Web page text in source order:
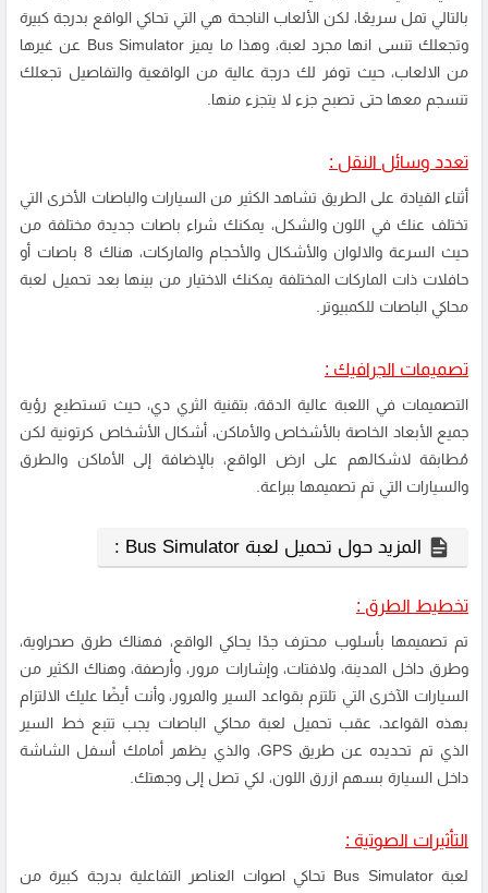
بالتالي تمل سريعًا، لكن الألعاب الناجحة هي التي تحاكي الواقع بدرجة كبيرة
وتجعلك تنسى انها مجرد لعبة، وهذا ما يميز Bus Simulator عن غيرها
من الالعاب، حيث توفر لك درجة عالية من الواقعية والتفاصيل تجعلك
تنسجم معها حتى تصبح جزء لا يتجزء منها.
تعدد وسائل النقل :
أثناء القيادة على الطريق تشاهد الكثير من السيارات والباصات الأخرى التي
تختلف عنك في اللون والشكل، يمكنك شراء باصات جديدة مختلفة من
حيث السرعة والالوان والأشكال والأحجام والماركات، هناك 8 باصات أو
حافلات ذات الماركات المختلفة يمكنك الاختيار من بينها بعد تحميل لعبة
محاكي الباصات للكمبيوتر.
تصميمات الجرافيك :
التصميمات في اللعبة عالية الدقة، بتقنية الثري دي، حيث تستطيع رؤية
جميع الأبعاد الخاصة بالأشخاص والأماكن، أشكال الأشخاص كرتونية لكن
مُطابقة لاشكالهم على ارض الواقع، بالإضافة إلى الأماكن والطرق
والسيارات التي تم تصميمها ببراعة.
المزيد حول تحميل لعبة Bus Simulator :
تخطيط الطرق :
تم تصميمها بأسلوب محترف جدًا يحاكي الواقع، فهناك طرق صحراوية،
وطرق داخل المدينة، ولافتات، وإشارات مرور، وأرصفة، وهناك الكثير من
السيارات الآخرى التي تلتزم بقواعد السير والمرور، وأنت أيضًا عليك الالتزام
بهذه القواعد، عقب تحميل لعبة محاكي الباصات يجب تتبع خط السير
الذي تم تحديده عن طريق GPS، والذي يظهر أمامك أسفل الشاشة
داخل السيارة بسهم ازرق اللون، لكي تصل إلى وجهتك.
التأثيرات الصوتية :
لعبة Bus Simulator تحاكي اصوات العناصر التفاعلية بدرجة كبيرة من